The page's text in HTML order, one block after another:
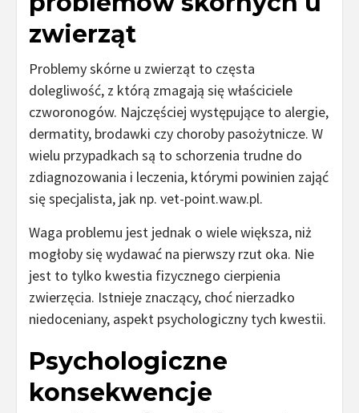
zwierząt
Problemy skórne u zwierząt to częsta
dolegliwość, z którą zmagają się właściciele
czworonogów. Najczęściej występujące to alergie,
dermatity, brodawki czy choroby pasożytnicze. W
wielu przypadkach są to schorzenia trudne do
zdiagnozowania i leczenia, którymi powinien zająć
się specjalista, jak np. vet-point.waw.pl.
Waga problemu jest jednak o wiele większa, niż
mogłoby się wydawać na pierwszy rzut oka. Nie
jest to tylko kwestia fizycznego cierpienia
zwierzęcia. Istnieje znaczący, choć nierzadko
niedoceniany, aspekt psychologiczny tych kwestii.
Psychologiczne
konsekwencje